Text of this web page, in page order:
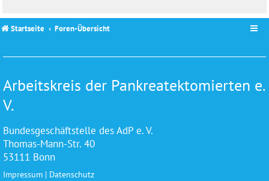
Startseite Foren-Übersicht
Arbeitskreis der Pankreatektomierten e.
V.
Bundesgeschäftstelle des AdP e. V.
Thomas-Mann-Str. 40
53111 Bonn
Impressum | Datenschutz